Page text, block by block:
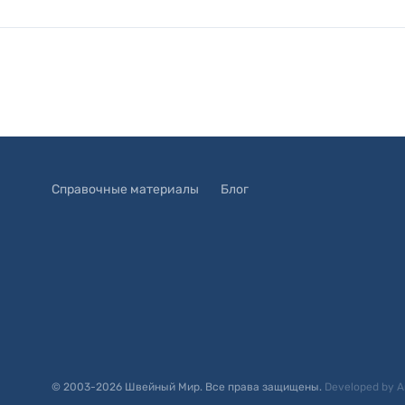
Справочные материалы Блог
© 2003-2026 Швейный Мир. Все права защищены. Developed by